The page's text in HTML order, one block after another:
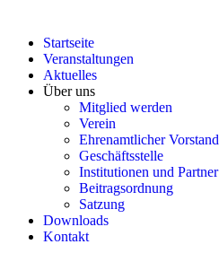
Startseite
Veranstaltungen
Aktuelles
Über uns
Mitglied werden
Verein
Ehrenamtlicher Vorstand
Geschäftsstelle
Institutionen und Partner
Beitragsordnung
Satzung
Downloads
Kontakt